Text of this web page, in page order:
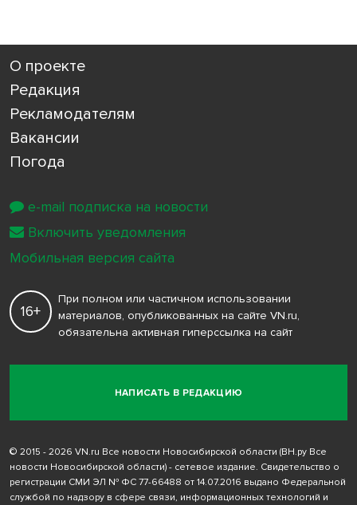
О проекте
Редакция
Рекламодателям
Вакансии
Погода
НАПИСАТЬ В РЕДАКЦИЮ
16+
При полном или частичном использовании
материалов, опубликованных на сайте VN.ru,
обязательна активная гиперссылка на сайт
© 2015 - 2026 VN.ru Все новости Новосибирской области (ВН.ру Все
новости Новосибирской области) - сетевое издание. Свидетельство о
регистрации СМИ ЭЛ № ФС 77-66488 от 14.07.2016 выдано Федеральной
службой по надзору в сфере связи, информационных технологий и
e-mail подписка на новости
Включить уведомления
Мобильная версия сайта